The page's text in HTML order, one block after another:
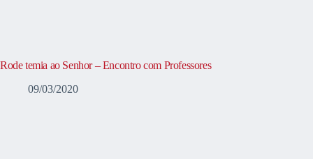
Rode temia ao Senhor – Encontro com Professores
09/03/2020